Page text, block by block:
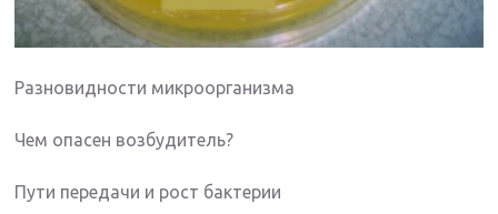
Разновидности микроорганизма
Чем опасен возбудитель?
Пути передачи и рост бактерии